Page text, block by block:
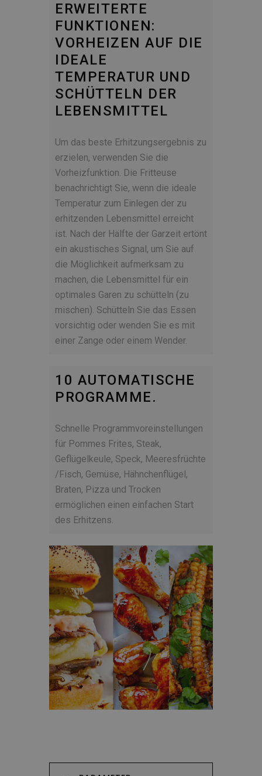
ERWEITERTE
FUNKTIONEN:
VORHEIZEN AUF DIE
IDEALE
TEMPERATUR UND
SCHÜTTELN DER
LEBENSMITTEL
Um das beste Erhitzungsergebnis zu
erzielen, verwenden Sie die
Vorheizfunktion. Die Fritteuse
benachrichtigt Sie, wenn die ideale
Temperatur zum Einlegen der zu
erhitzenden Lebensmittel erreicht
ist. Nach der Hälfte der Garzeit ertönt
ein akustisches Signal, um Sie auf
die Möglichkeit aufmerksam zu
machen, die Lebensmittel für ein
optimales Garen zu schütteln (zu
mischen). Schütteln Sie das Essen
vorsichtig oder wenden Sie es mit
einer Zange oder einem Wender.
10 AUTOMATISCHE
PROGRAMME.
Schnelle Programmvoreinstellungen
für Pommes Frites, Steak,
Geflügelkeule, Speck, Meeresfrüchte
/Fisch, Gemüse, Hähnchenflügel,
Braten, Pizza und Trocken
ermöglichen einen einfachen Start
des Erhitzens.